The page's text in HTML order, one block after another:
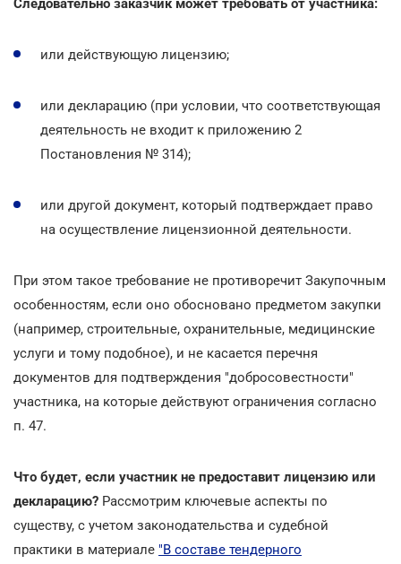
Следовательно заказчик может требовать от участника:
или действующую лицензию;
или декларацию (при условии, что соответствующая
деятельность не входит к приложению 2
Постановления № 314);
или другой документ, который подтверждает право
на осуществление лицензионной деятельности.
При этом такое требование не противоречит Закупочным
особенностям, если оно обосновано предметом закупки
(например, строительные, охранительные, медицинские
услуги и тому подобное), и не касается перечня
документов для подтверждения "добросовестности"
участника, на которые действуют ограничения согласно
п. 47.
Что будет, если участник не предоставит лицензию или
декларацию? Рассмотрим ключевые аспекты по
существу, с учетом законодательства и судебной
практики в материале "В составе тендерного